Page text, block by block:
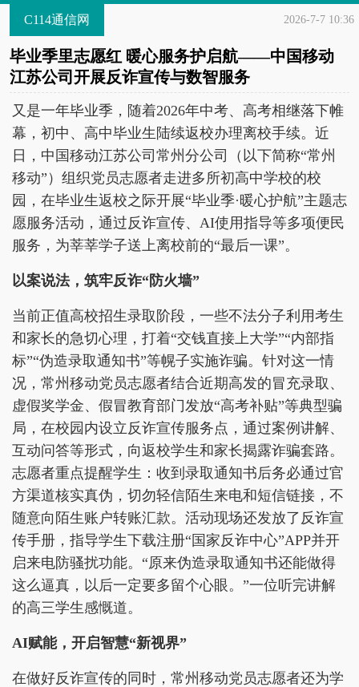
C114通信网 2026-7-7 10:36
毕业季里志愿红 暖心服务护启航——中国移动
江苏公司开展反诈宣传与数智服务
又是一年毕业季，随着2026年中考、高考相继落下帷
幕，初中、高中毕业生陆续返校办理离校手续。近
日，中国移动江苏公司常州分公司（以下简称“常州
移动”）组织党员志愿者走进多所初高中学校的校
园，在毕业生返校之际开展“毕业季·暖心护航”主题志
愿服务活动，通过反诈宣传、AI使用指导等多项便民
服务，为莘莘学子送上离校前的“最后一课”。
以案说法，筑牢反诈“防火墙”
当前正值高校招生录取阶段，一些不法分子利用考生
和家长的急切心理，打着“交钱直接上大学”“内部指
标”“伪造录取通知书”等幌子实施诈骗。针对这一情
况，常州移动党员志愿者结合近期高发的冒充录取、
虚假奖学金、假冒教育部门发放“高考补贴”等典型骗
局，在校园内设立反诈宣传服务点，通过案例讲解、
互动问答等形式，向返校学生和家长揭露诈骗套路。
志愿者重点提醒学生：收到录取通知书后务必通过官
方渠道核实真伪，切勿轻信陌生来电和短信链接，不
随意向陌生账户转账汇款。活动现场还发放了反诈宣
传手册，指导学生下载注册“国家反诈中心”APP并开
启来电防骚扰功能。“原来伪造录取通知书还能做得
这么逼真，以后一定要多留个心眼。”一位听完讲解
的高三学生感慨道。
AI赋能，开启智慧“新视界”
在做好反诈宣传的同时，常州移动党员志愿者还为学